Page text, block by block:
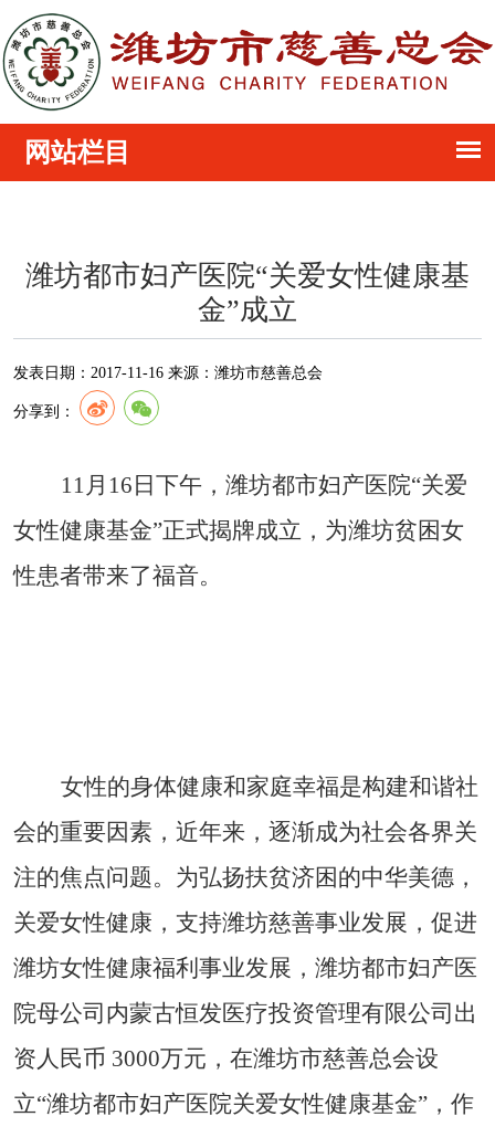
潍坊都市妇产医院“关爱女性健康基
金”成立
发表日期： 2017-11-16 来源： 潍坊市慈善总会
分享到：
11月16日下午，潍坊都市妇产医院“关爱
女性健康基金”正式揭牌成立，为潍坊贫困女
性患者带来了福音。
女性的身体健康和家庭幸福是构建和谐社
会的重要因素，近年来，逐渐成为社会各界关
注的焦点问题。为弘扬扶贫济困的中华美德，
关爱女性健康，支持潍坊慈善事业发展，促进
潍坊女性健康福利事业发展，潍坊都市妇产医
院母公司内蒙古恒发医疗投资管理有限公司出
资人民币 3000万元，在潍坊市慈善总会设
立“潍坊都市妇产医院关爱女性健康基金”，作